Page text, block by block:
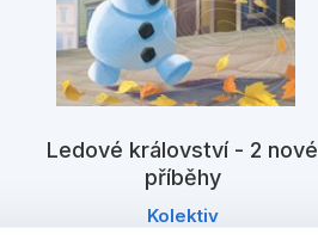
Ledové království - 2 nové
příběhy
Kolektiv